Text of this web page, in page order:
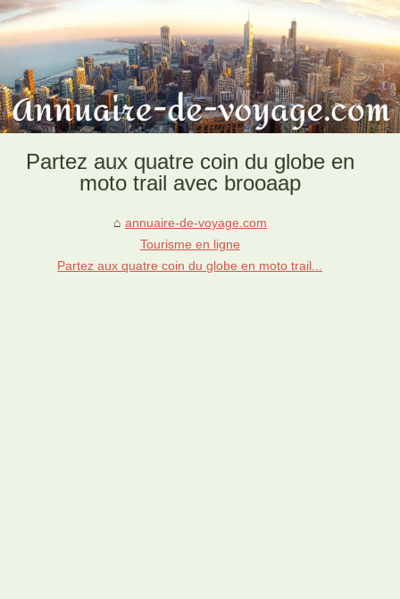
Partez aux quatre coin du globe en
moto trail avec brooaap
annuaire-de-voyage.com
Tourisme en ligne
Partez aux quatre coin du globe en moto trail...